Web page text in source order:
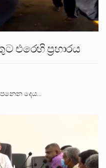
එරෙහි ප්‍රහාරය
දෙය…